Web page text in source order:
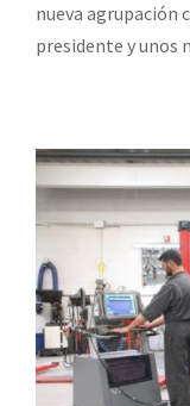
nueva agrupación
presidente y unos